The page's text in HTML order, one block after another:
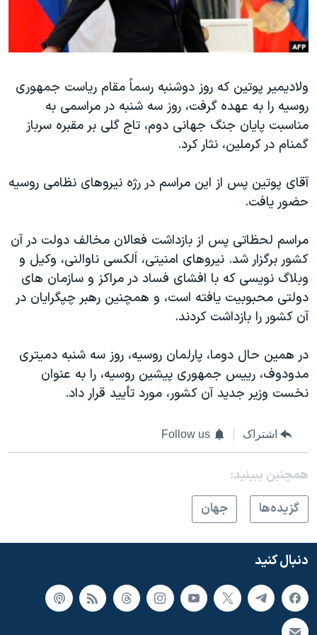
فرهنگ و زندگی
حقوق شهروندی
علم و فناوری
اسرائیل در جنگ
گالری عکس
مستندها
انتخابات ریاست جمهوری آمریکا ۲۰۲۴
رمز مهسا
ورزش زنان در ایران
اعتراضات زن، زندگی، آزادی
تریبونال مردمی آبان ۹۸
چهل سال گروگان‌گیری
قانون شفافیت دارائی کادر رهبری ایران
اعتراضات مردمی آبان ۹۸
اسرائیل در جنگ
همایش محافظه‌کاران آمریکا «سی‌پک»
صفحه‌های ویژه
دنبال کنید
زبانهای مختلف
ولاديمير پوتين که روز دوشنبه رسماً مقام رياست جمهوری
روسيه را به عهده گرفت، روز سه شنبه در مراسمی به
مناسبت پايان جنگ جهانی دوم، تاج گلی بر مقبره سرباز
گمنام در کرملين، نثار کرد.
آقای پوتين پس از اين مراسم در رژه نيروهای نظامی روسيه
حضور يافت.
مراسم لحظاتی پس از بازداشت فعالان مخالف دولت در آن
کشور برگزار شد. نيروهای امنيتی، اَلکسی ناوالنی، وکيل و
وبلاگ نويسی که با افشای فساد در مراکز و سازمان های
دولتی محبوبيت يافته است، و همچنين رهبر چپگرايان در
آن کشور را بازداشت کردند.
در همين حال دوما، پارلمان روسيه، روز سه شنبه دميتری
مدودوف، رييس جمهوری پيشين روسيه، را به عنوان
نخست وزير جديد آن کشور، مورد تأييد قرار داد.
اشتراک Follow us
همچنبن ببینید:
گزيده‌ها
جهان
دنبال کنید